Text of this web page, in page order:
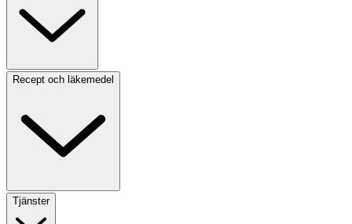
Recept och läkemedel
Tjänster